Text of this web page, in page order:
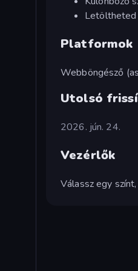
Platformok
Webböngésző
Utolsó
2026. jún. 24.
Vezérlők
Válassz egy